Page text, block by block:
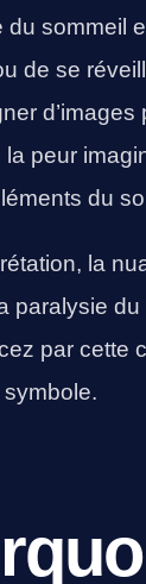
du sommeil
de se
la peur
du
la
paralysie
par cette